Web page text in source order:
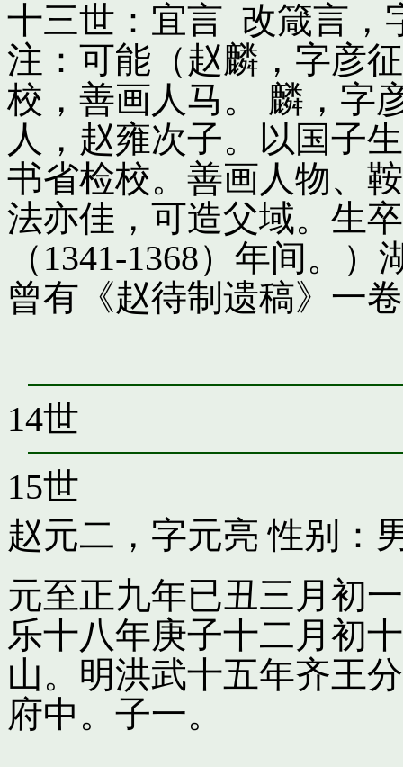
十三世：宜言 改箴言，
注：可能（赵麟，字彦
校，善画人马。 麟，字
人，赵雍次子。以国子
书省检校。善画人物、
法亦佳，可造父域。生
（1341-1368）年间。
曾有《赵待制遗稿》一
14世
15世
赵元二，字元亮 性别：
元至正九年已丑三月初
乐十八年庚子十二月初
山。明洪武十五年齐王
府中。子一。